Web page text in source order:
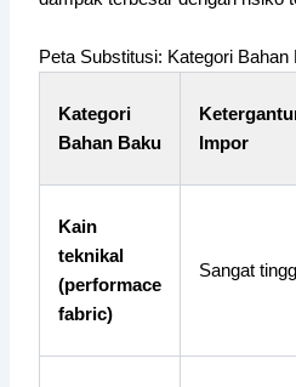
Peta Substitusi: Kategori
Kategori
Bahan Baku
Impor
Kain
teknikal
(performace
fabric)
Sangat